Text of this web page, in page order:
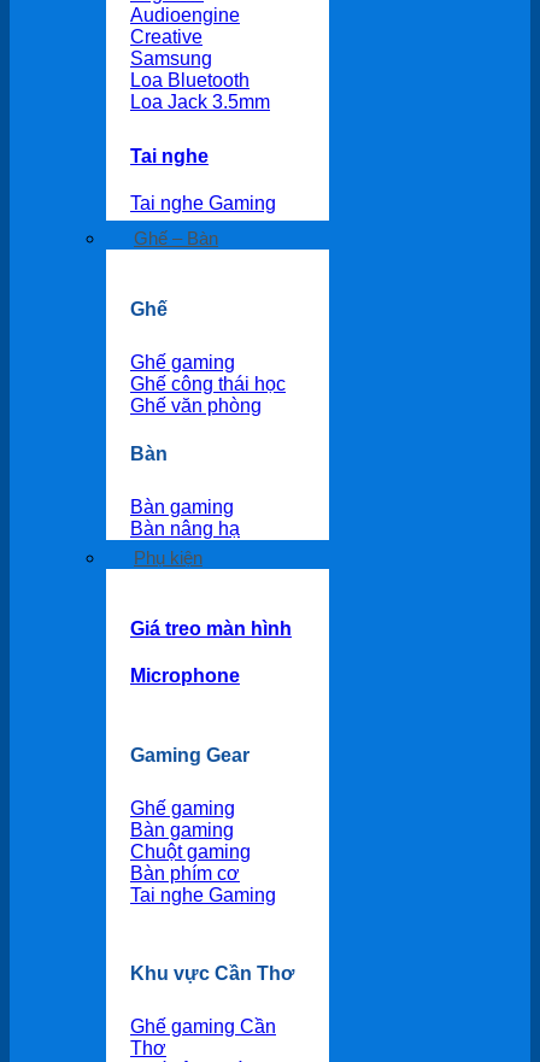
Audioengine
Creative
Samsung
Loa Bluetooth
Loa Jack 3.5mm
Tai nghe
Tai nghe Gaming
Ghế – Bàn
Ghế
Ghế gaming
Ghế công thái học
Ghế văn phòng
Bàn
Bàn gaming
Bàn nâng hạ
Phụ kiện
Giá treo màn hình
Microphone
Gaming Gear
Ghế gaming
Bàn gaming
Chuột gaming
Bàn phím cơ
Tai nghe Gaming
Khu vực Cần Thơ
Ghế gaming Cần
Thơ